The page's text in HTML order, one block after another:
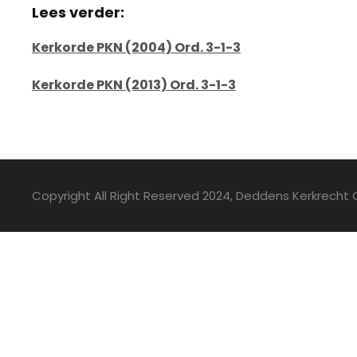
Lees verder:
Kerkorde PKN (2004) Ord. 3-1-3
Kerkorde PKN (2013) Ord. 3-1-3
Copyright All Right Reserved 2024, Deddens Kerkrecht